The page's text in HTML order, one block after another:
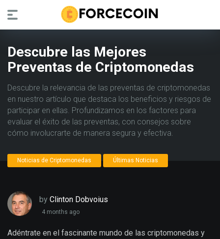
Descubre las Mejores
Preventas de Criptomonedas
Descubre la relevancia de las preventas de criptomonedas
en nuestro artículo que destaca los beneficios y riesgos de
participar en ellas. Profundizamos en los factores para
evaluar el éxito de las preventas, con consejos sobre
cómo involucrarte de manera segura y efectiva.
Noticias de Criptomonedas Últimas Noticias
by Clinton Dobvoius
4 months ago
Adéntrate en el fascinante mundo de las criptomonedas y